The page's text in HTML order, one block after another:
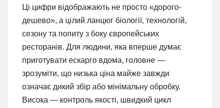
Ці цифри відображають не просто «дорого-
дешево», а цілий ланцюг біології, технологій,
сезону та попиту з боку європейських
ресторанів. Для людини, яка вперше думає
приготувати ескарго вдома, головне —
зрозуміти, що низька ціна майже завжди
означає дикий збір або мінімальну обробку.
Висока — контроль якості, швидкий цикл